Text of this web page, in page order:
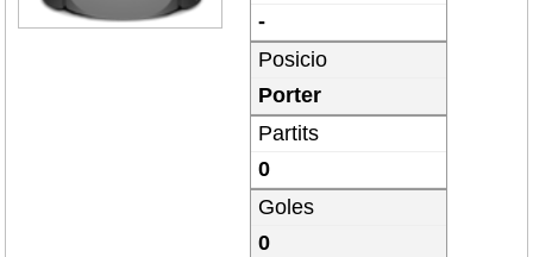
-
Posicio
Porter
Partits
0
Goles
0